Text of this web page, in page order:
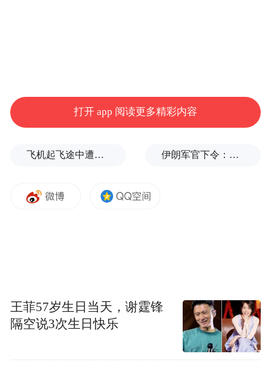
俏美韵精油
打开 app 阅读更多精彩内容
飞机起飞途中遭雷击！航班滞留3小时临时换机 伊朗军官下令：如果美军踏上我国领土，就砍掉他们脚！
王菲57岁生日当天，谢霆锋
隔空说3次生日快乐